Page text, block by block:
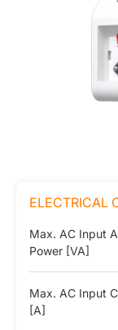
ELECTRICAL
Max. AC Input
Power [VA]
Max. AC Input
[A]